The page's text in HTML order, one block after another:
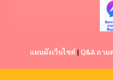
แผนผังเว็บไซต์ | Q&A ถา